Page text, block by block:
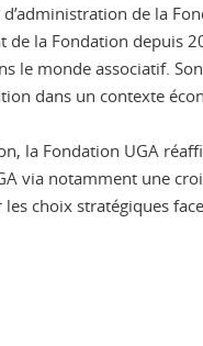
de la
de la Fondation
le monde associatif.
dans un contexte
la Fondation UGA
via notamment une
les choix stratégiques